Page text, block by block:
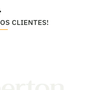
CLIENTES!